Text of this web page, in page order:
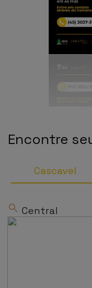
Encontre
Cascavel
Central